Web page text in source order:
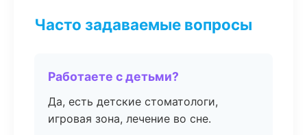
Часто задаваемые вопросы
Работаете с детьми?
Да, есть детские стоматологи,
игровая зона, лечение во сне.